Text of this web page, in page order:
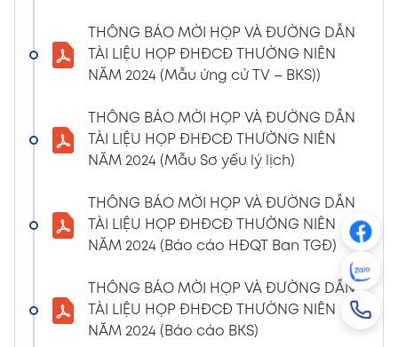
08/01/2024
4:38 PM
CHỨNG NHẬN ĐĂNG KÝ HOẠT ĐỘNG CHI
NHÁNH MÃ SỐ 2600106523-002
Xem PDF
04/01/2024
CBTT VỀ QUYẾT ĐỊNH MIỄN NHIỆM PTGĐ
04/01/2024
CBTT VỀ QUYẾT ĐỊNH BỔ NHIỆM PTGĐ KHỐI
HỖ TRỢ
Xem PDF
18/12/2023
4:48 PM
THÔNG BÁO MỜI HỌP VÀ ĐƯỜNG DẪN
TÀI LIỆU HỌP ĐHĐCĐ THƯỜNG NIÊN
NĂM 2024 (Mẫu ứng cử TV – BKS))
THÔNG BÁO MỜI HỌP VÀ ĐƯỜNG DẪN
TÀI LIỆU HỌP ĐHĐCĐ THƯỜNG NIÊN
NĂM 2024 (Mẫu Sơ yếu lý lịch)
THÔNG BÁO MỜI HỌP VÀ ĐƯỜNG DẪN
TÀI LIỆU HỌP ĐHĐCĐ THƯỜNG NIÊN
NĂM 2024 (Báo cáo HĐQT Ban TGĐ)
THÔNG BÁO MỜI HỌP VÀ ĐƯỜNG DẪN
TÀI LIỆU HỌP ĐHĐCĐ THƯỜNG NIÊN
NĂM 2024 (Báo cáo BKS)